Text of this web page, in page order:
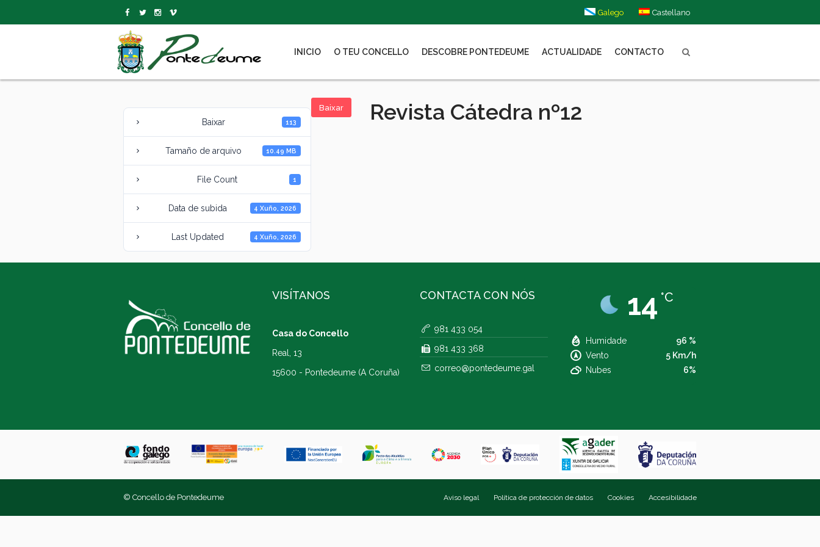
Galego Castellano
INICIO O TEU CONCELLO DESCOBRE PONTEDEUME ACTUALIDADE CONTACTO
Baixar
Baixar 113
Tamaño de arquivo 10.49 MB
File Count 1
Data de subida 4 Xuño, 2026
Last Updated 4 Xuño, 2026
Revista Cátedra nº12
VISÍTANOS
Casa do Concello
Real, 13
15600 - Pontedeume (A Coruña)
CONTACTA CON NÓS
981 433 054
981 433 368
correo@pontedeume.gal
14 °C
Humidade
96 %
Vento
5 Km/h
Nubes
6%
Aviso legal Política de protección de datos Cookies Accesibilidade
© Concello de Pontedeume